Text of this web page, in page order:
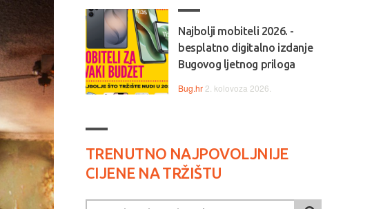
Najbolji mobiteli 2026. -
besplatno digitalno izdanje
Bugovog ljetnog priloga
Bug.hr 2. kolovoza 2026.
TRENUTNO NAJPOVOLJNIJE
CIJENE NA TRŽIŠTU